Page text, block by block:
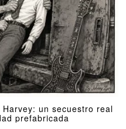
un secuestro real
prefabricada